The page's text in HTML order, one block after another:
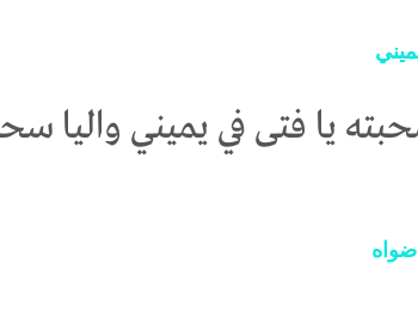
يا فتى في يميني واليا
اضواه